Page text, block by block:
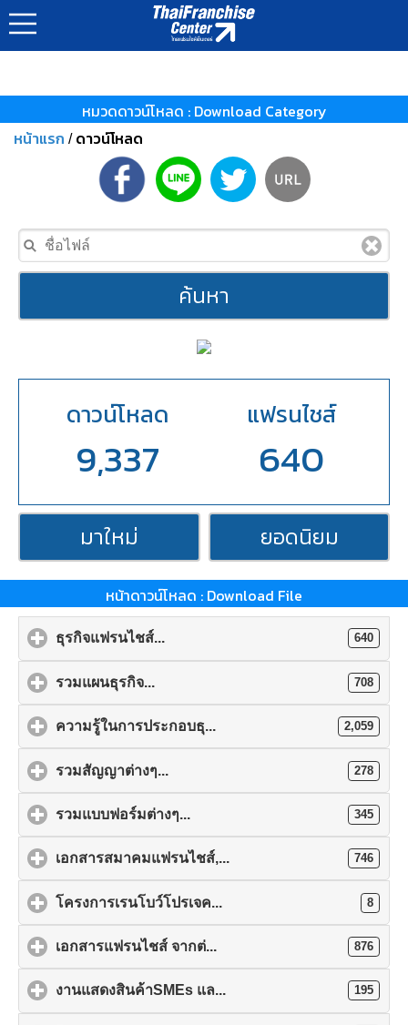
หมวดดาวน์โหลด : Download Category
หน้าแรก / ดาวน์โหลด
ค้นหา
ดาวน์โหลด
9,337
แฟรนไชส์
640
มาใหม่ ยอดนิยม
หน้าดาวน์โหลด : Download File
ธุรกิจแฟรนไชส์... 640
รวมแผนธุรกิจ... 708
ความรู้ในการประกอบธุ... 2,059
รวมสัญญาต่างๆ... 278
รวมแบบฟอร์มต่างๆ... 345
เอกสารสมาคมแฟรนไชส์,... 746
โครงการเรนโบว์โปรเจค... 8
เอกสารแฟรนไชส์ จากต่... 876
งานแสดงสินค้าSMEs แล... 195